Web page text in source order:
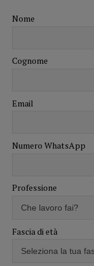
Nome
Cognome
Email
Numero WhatsApp
Professione
Fascia di età